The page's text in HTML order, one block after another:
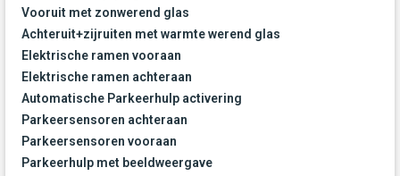
Vooruit met zonwerend glas
Achteruit+zijruiten met warmte werend glas
Elektrische ramen vooraan
Elektrische ramen achteraan
Automatische Parkeerhulp activering
Parkeersensoren achteraan
Parkeersensoren vooraan
Parkeerhulp met beeldweergave